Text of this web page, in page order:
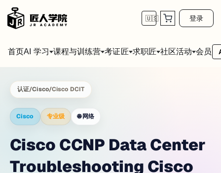
🇺🇸 登录
首页AI 学习 课程与训练营 考证匠 求职匠 社区活动 会员
认证/Cisco/Cisco DCIT
Cisco 专业级 🌐 网络
Cisco CCNP Data Center
Troubleshooting Cisco